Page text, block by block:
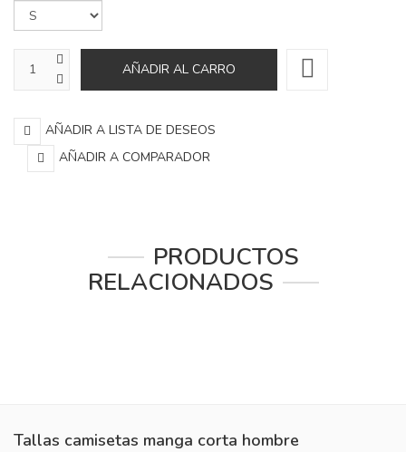
AÑADIR A LISTA DE DESEOS
AÑADIR A COMPARADOR
PRODUCTOS
RELACIONADOS
Tallas camisetas manga corta hombre